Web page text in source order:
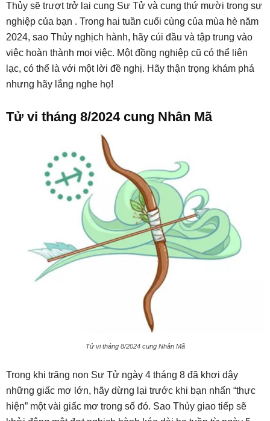
Thủy sẽ trượt trở lại cung Sư Tử và cung thứ mười trong sự
nghiệp của bạn . Trong hai tuần cuối cùng của mùa hè năm
2024, sao Thủy nghịch hành, hãy cúi đầu và tập trung vào
việc hoàn thành mọi việc. Một đồng nghiệp cũ có thể liên
lạc, có thể là với một lời đề nghị. Hãy thận trọng khám phá
nhưng hãy lắng nghe họ!
Tử vi tháng 8/2024 cung Nhân Mã
Tử vi tháng 8/2024 cung Nhân Mã
Trong khi trăng non Sư Tử ngày 4 tháng 8 đã khơi dậy
những giấc mơ lớn, hãy dừng lại trước khi bạn nhấn “thực
hiện” một vài giấc mơ trong số đó. Sao Thủy giao tiếp sẽ